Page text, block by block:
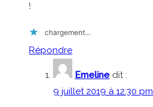
!
chargement…
Répondre
Emeline dit :
9 juillet 2019 à 12:30 pm